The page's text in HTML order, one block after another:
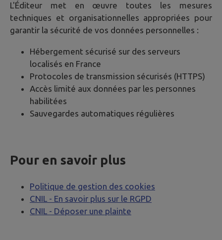
L'Éditeur met en œuvre toutes les mesures
techniques et organisationnelles appropriées pour
garantir la sécurité de vos données personnelles :
Hébergement sécurisé sur des serveurs
localisés en France
Protocoles de transmission sécurisés (HTTPS)
Accès limité aux données par les personnes
habilitées
Sauvegardes automatiques régulières
Pour en savoir plus
Politique de gestion des cookies
CNIL - En savoir plus sur le RGPD
CNIL - Déposer une plainte